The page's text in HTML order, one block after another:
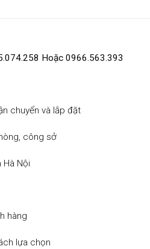
Hoặc 0966.563.393
chuyển và lắp đặt
công sở
Hà Nội
hàng
lựa chọn